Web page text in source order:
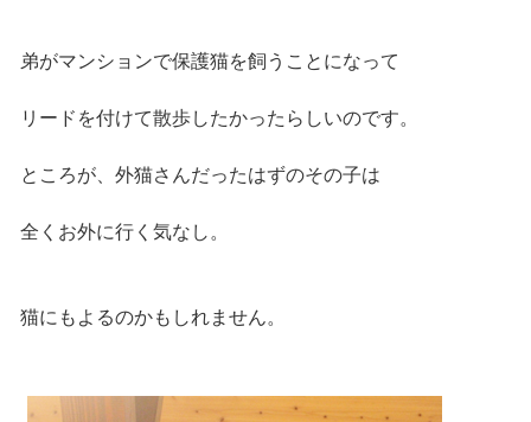
弟がマンションで保護猫を飼うことになって
リードを付けて散歩したかったらしいのです。
ところが、外猫さんだったはずのその子は
全くお外に行く気なし。
猫にもよるのかもしれません。